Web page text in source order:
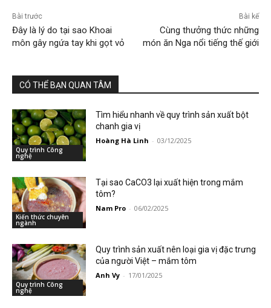
Bài trước
Đây là lý do tại sao Khoai
môn gây ngứa tay khi gọt vỏ
Bài kế
Cùng thưởng thức những
món ăn Nga nổi tiếng thế giới
CÓ THỂ BẠN QUAN TÂM
Quy trình Công
nghệ
Tìm hiểu nhanh về quy trình sản xuất bột
chanh gia vị
Hoàng Hà Linh - 03/12/2025
Kiến thức chuyên
ngành
Tại sao CaCO3 lại xuất hiện trong mắm
tôm?
Nam Pro - 06/02/2025
Quy trình Công
nghệ
Quy trình sản xuất nên loại gia vị đặc trưng
của người Việt – mắm tôm
Anh Vy - 17/01/2025